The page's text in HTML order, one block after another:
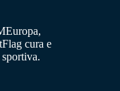
cura e